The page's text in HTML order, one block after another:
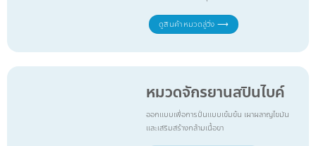
ดูสินค้าหมวดลู่วิ่ง ⟶
หมวดจักรยานสปินไบค์
ออกแบบเพื่อการปั่นแบบเข้มข้น เผาผลาญไขมัน
และเสริมสร้างกล้ามเนื้อขา